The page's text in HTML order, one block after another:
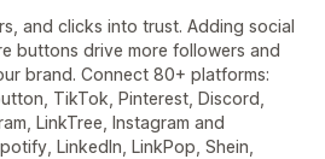
and clicks into trust. Adding social
buttons drive more followers and
brand. Connect 80+ platforms:
TikTok, Pinterest, Discord,
LinkTree, Instagram and
LinkedIn, LinkPop, Shein,